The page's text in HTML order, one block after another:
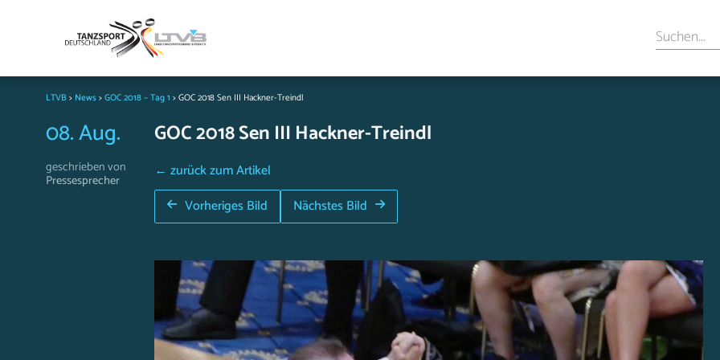
LTVB> News>GOC 2018 – Tag 1 >GOC 2018 Sen III Hackner-Treindl
08. Aug.
geschrieben von
Pressesprecher
GOC 2018 Sen III Hackner-Treindl
← zurück zum Artikel
Vorheriges Bild
Nächstes Bild